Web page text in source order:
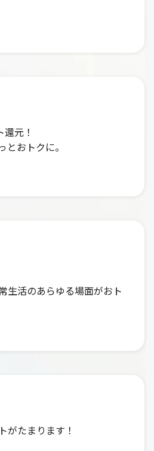
元！
おトクに。
生活のあらゆる場面がおト
がたまります！